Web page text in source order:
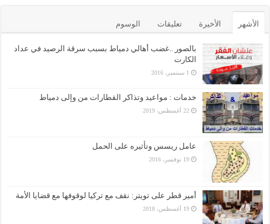
الأشهر الأخيرة تعليقات الوسوم
بالصور ..غضب أهالي دمياط بسبب سرقة الرصيد في عداد
الكارت
1 سبتمبر، 2016
خدمات : مواعيد وتذاكر القطارات من وإلى دمياط
22 أغسطس، 2019
عامل ريسس وتأثيره على الحمل
19 نوفمبر، 2016
أمير قطر على تويتر: نقف مع تركيا لوقوفها مع قضايا الأمة
19 أغسطس، 2018